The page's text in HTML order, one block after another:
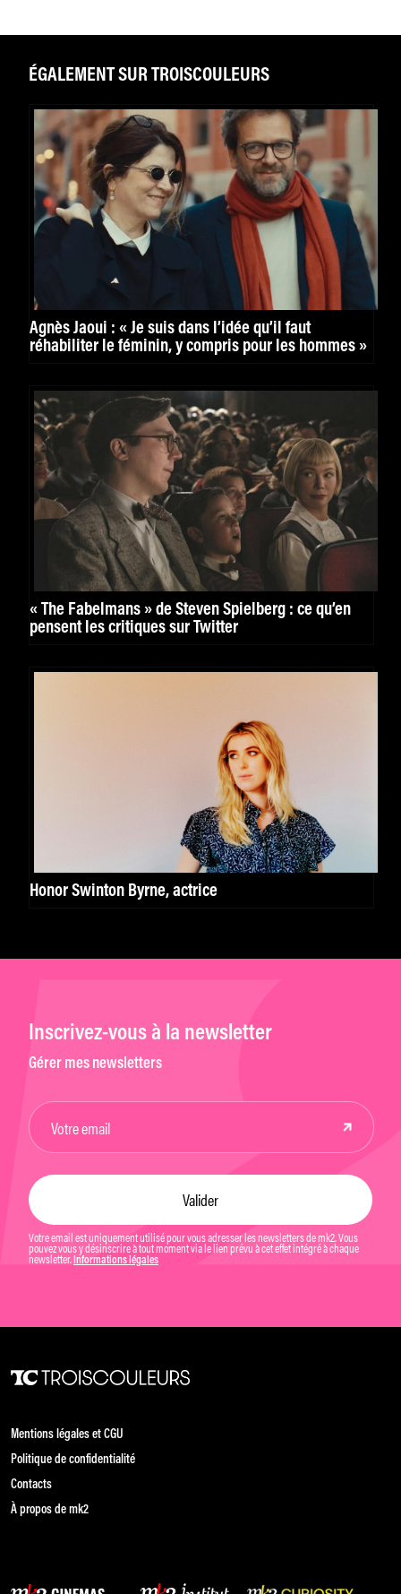
ÉGALEMENT SUR TROISCOULEURS
Agnès Jaoui : « Je suis dans l’idée qu’il faut
réhabiliter le féminin, y compris pour les hommes »
« The Fabelmans » de Steven Spielberg : ce qu’en
pensent les critiques sur Twitter
Honor Swinton Byrne, actrice
Inscrivez-vous à la newsletter
Gérer mes newsletters
Votre email est uniquement utilisé pour vous adresser les newsletters de mk2. Vous
pouvez vous y désinscrire à tout moment via le lien prévu à cet effet intégré à chaque
newsletter. Informations légales
Mentions légales et CGU
Politique de confidentialité
Contacts
À propos de mk2